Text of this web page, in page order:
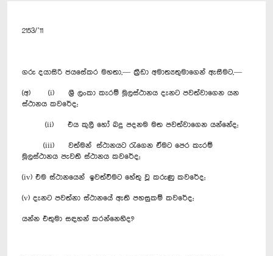
2153/’11
ගරු දයාසිරි ජයසේකර මහතා,— ක්‍රීඩා අමාත්‍යතුමාගෙන් ඇසීමට,—
(අ) (i) ශ‍්‍රී ලංකා කැරම් මූලස්ථානය දැනට පවත්වාගෙන යන
ස්ථානය කවරේද;
(ii) එය කුලී හෝ බදු පදනම මත පවත්වාගෙන යන්නේද;
(iii) වත්මන් ස්ථානයට රැගෙන ඒමට පෙර කැරම්
මූලස්ථානය පැවති ස්ථානය කවරේද;
(iv) එම ස්ථානයෙන් ඉවත්වීමට ‍හේතු වූ කරුණු කවරේද;
(v) දැනට පවත්නා ස්ථානයේ ඇති පහසුකම් කවරේද;
යන්න එතුමා සඳහන් කරන්නෙහිද?